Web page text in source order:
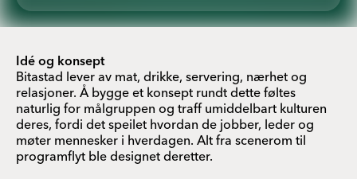
Idé og konsept
Bitastad lever av mat, drikke, servering, nærhet og
relasjoner. Å bygge et konsept rundt dette føltes
naturlig for målgruppen og traff umiddelbart kulturen
deres, fordi det speilet hvordan de jobber, leder og
møter mennesker i hverdagen. Alt fra scenerom til
programflyt ble designet deretter.